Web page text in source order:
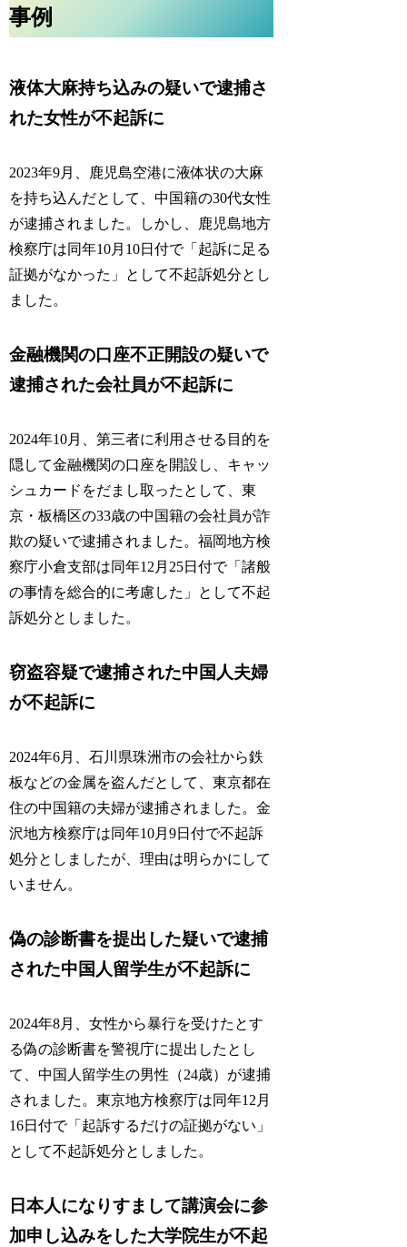
事例
液体大麻持ち込みの疑いで逮捕さ
れた女性が不起訴に
2023年9月、鹿児島空港に液体状の大麻
を持ち込んだとして、中国籍の30代女性
が逮捕されました。しかし、鹿児島地方
検察庁は同年10月10日付で「 起訴に足る
証拠がなかった 」として不起訴処分とし
ました。
金融機関の口座不正開設の疑いで
逮捕された会社員が不起訴に
2024年10月、第三者に利用させる目的を
隠して金融機関の口座を開設し、キャッ
シュカードをだまし取ったとして、東
京・板橋区の33歳の中国籍の会社員が詐
欺の疑いで逮捕されました。福岡地方検
察庁小倉支部は同年12月25日付で「諸般
の事情を総合的に考慮した 」として不起
訴処分としました。
窃盗容疑で逮捕された中国人夫婦
が不起訴に
2024年6月、石川県珠洲市の会社から鉄
板などの金属を盗んだとして、東京都在
住の中国籍の夫婦が逮捕されました。金
沢地方検察庁は同年10月9日付で不起訴
処分としましたが、理由は明らかにして
いません。
偽の診断書を提出した疑いで逮捕
された中国人留学生が不起訴に
2024年8月、女性から暴行を受けたとす
る偽の診断書を警視庁に提出したとし
て、中国人留学生の男性（24歳）が逮捕
されました。東京地方検察庁は同年12月
16日付で「 起訴するだけの証拠がない 」
として不起訴処分としました。
日本人になりすまして講演会に参
加申し込みをした大学院生が不起